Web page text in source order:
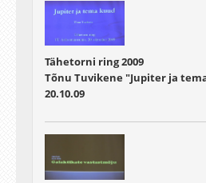
Tähetorni ring 2009
Tõnu Tuvikene "Jupiter ja
20.10.09